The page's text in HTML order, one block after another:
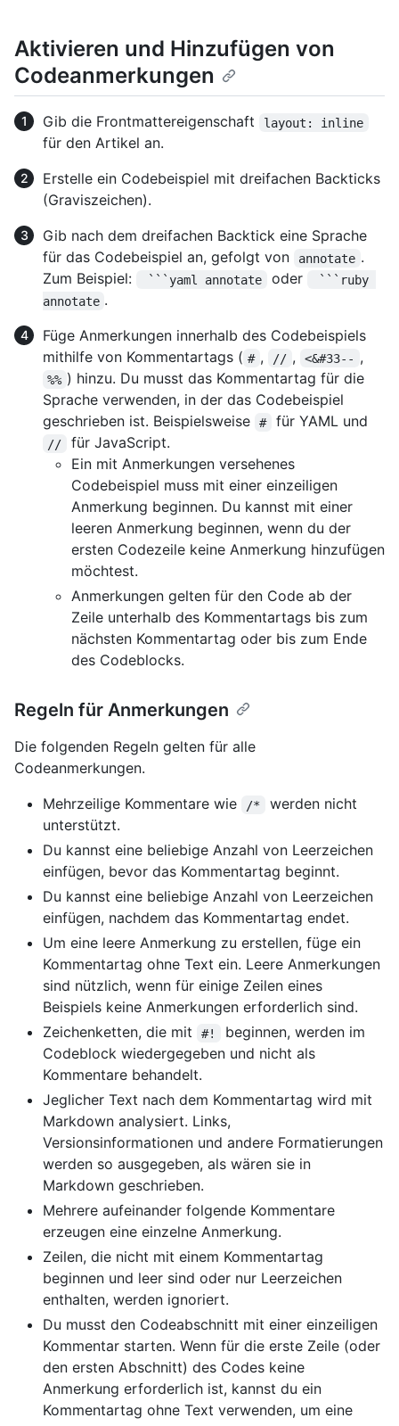
Aktivieren und Hinzufügen von
Codeanmerkungen
Gib die Frontmattereigenschaft layout: inline
für den Artikel an.
Erstelle ein Codebeispiel mit dreifachen Backticks
(Graviszeichen).
Gib nach dem dreifachen Backtick eine Sprache
für das Codebeispiel an, gefolgt von
annotate .
Zum Beispiel:
```yaml annotate oder
```ruby
annotate .
Füge Anmerkungen innerhalb des Codebeispiels
mithilfe von Kommentartags ( # , // , <&#33-- ,
%% ) hinzu. Du musst das Kommentartag für die
Sprache verwenden, in der das Codebeispiel
geschrieben ist. Beispielsweise
# für YAML und
//
für JavaScript.
Ein mit Anmerkungen versehenes
Codebeispiel muss mit einer einzeiligen
Anmerkung beginnen. Du kannst mit einer
leeren Anmerkung beginnen, wenn du der
ersten Codezeile keine Anmerkung hinzufügen
möchtest.
Anmerkungen gelten für den Code ab der
Zeile unterhalb des Kommentartags bis zum
nächsten Kommentartag oder bis zum Ende
des Codeblocks.
Regeln für Anmerkungen
Die folgenden Regeln gelten für alle
Codeanmerkungen.
Mehrzeilige Kommentare wie
/*
werden nicht
unterstützt.
Du kannst eine beliebige Anzahl von Leerzeichen
einfügen, bevor das Kommentartag beginnt.
Du kannst eine beliebige Anzahl von Leerzeichen
einfügen, nachdem das Kommentartag endet.
Um eine leere Anmerkung zu erstellen, füge ein
Kommentartag ohne Text ein. Leere Anmerkungen
sind nützlich, wenn für einige Zeilen eines
Beispiels keine Anmerkungen erforderlich sind.
Zeichenketten, die mit
#!
beginnen, werden im
Codeblock wiedergegeben und nicht als
Kommentare behandelt.
Jeglicher Text nach dem Kommentartag wird mit
Markdown analysiert. Links,
Versionsinformationen und andere Formatierungen
werden so ausgegeben, als wären sie in
Markdown geschrieben.
Mehrere aufeinander folgende Kommentare
erzeugen eine einzelne Anmerkung.
Zeilen, die nicht mit einem Kommentartag
beginnen und leer sind oder nur Leerzeichen
enthalten, werden ignoriert.
Du musst den Codeabschnitt mit einer einzeiligen
Kommentar starten. Wenn für die erste Zeile (oder
den ersten Abschnitt) des Codes keine
Anmerkung erforderlich ist, kannst du ein
Kommentartag ohne Text verwenden, um eine